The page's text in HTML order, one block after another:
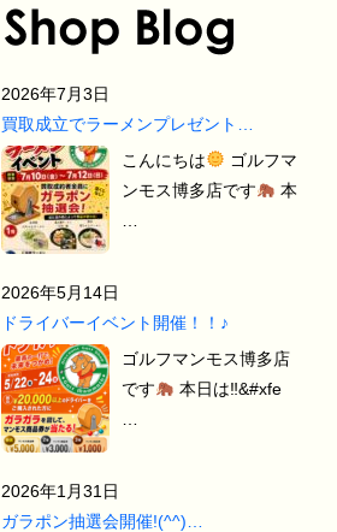
2026年7月3日
買取成立でラーメンプレゼント…
こんにちは
ゴルフマ
ンモス博多店です
本
2026年5月14日
ドライバーイベント開催！！♪
ゴルフマンモス博多店
です
本日は‼&#xfe
2026年1月31日
ガラポン抽選会開催!(^^)…